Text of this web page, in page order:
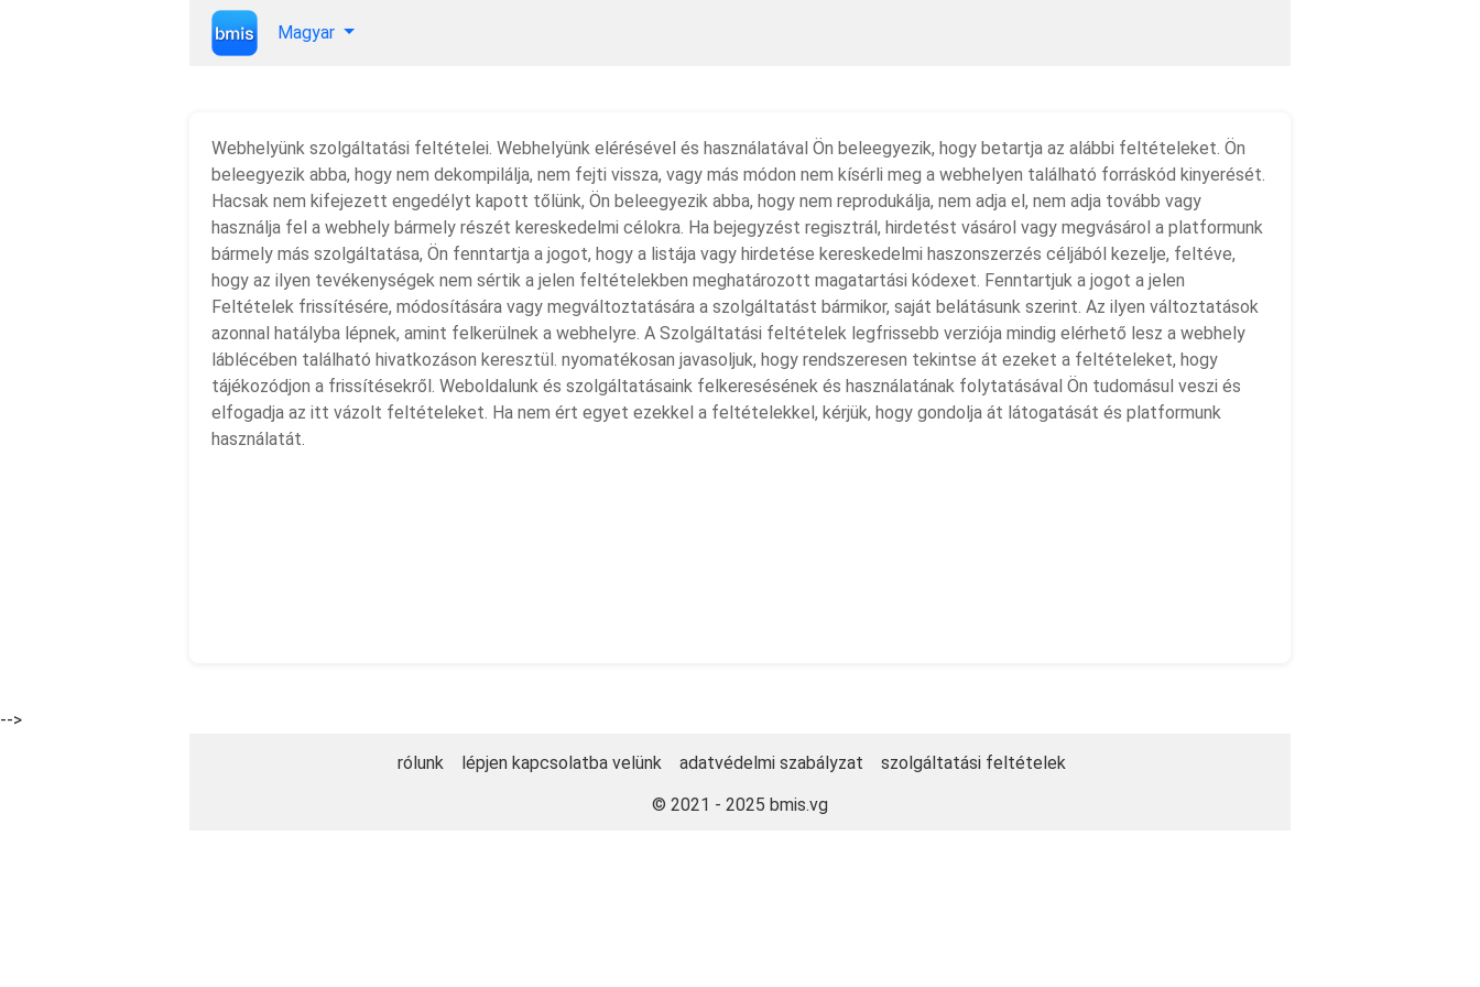
Magyar
Webhelyünk szolgáltatási feltételei. Webhelyünk elérésével és használatával Ön beleegyezik, hogy betartja az alábbi feltételeket. Ön
beleegyezik abba, hogy nem dekompilálja, nem fejti vissza, vagy más módon nem kísérli meg a webhelyen található forráskód kinyerését.
Hacsak nem kifejezett engedélyt kapott tőlünk, Ön beleegyezik abba, hogy nem reprodukálja, nem adja el, nem adja tovább vagy
használja fel a webhely bármely részét kereskedelmi célokra. Ha bejegyzést regisztrál, hirdetést vásárol vagy megvásárol a platformunk
bármely más szolgáltatása, Ön fenntartja a jogot, hogy a listája vagy hirdetése kereskedelmi haszonszerzés céljából kezelje, feltéve,
hogy az ilyen tevékenységek nem sértik a jelen feltételekben meghatározott magatartási kódexet. Fenntartjuk a jogot a jelen
Feltételek frissítésére, módosítására vagy megváltoztatására a szolgáltatást bármikor, saját belátásunk szerint. Az ilyen változtatások
azonnal hatályba lépnek, amint felkerülnek a webhelyre. A Szolgáltatási feltételek legfrissebb verziója mindig elérhető lesz a webhely
láblécében található hivatkozáson keresztül. nyomatékosan javasoljuk, hogy rendszeresen tekintse át ezeket a feltételeket, hogy
tájékozódjon a frissítésekről. Weboldalunk és szolgáltatásaink felkeresésének és használatának folytatásával Ön tudomásul veszi és
elfogadja az itt vázolt feltételeket. Ha nem ért egyet ezekkel a feltételekkel, kérjük, hogy gondolja át látogatását és platformunk
használatát.
-->
rólunk lépjen kapcsolatba velünk adatvédelmi szabályzat
szolgáltatási feltételek
© 2021 - 2025 bmis.vg